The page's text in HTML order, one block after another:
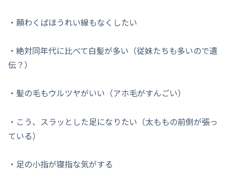
・願わくばほうれい線もなくしたい
・絶対同年代に比べて白髪が多い（従妹たちも多いので遺
伝？）
・髪の毛もウルツヤがいい（アホ毛がすんごい）
・こう、スラッとした足になりたい（太ももの前側が張っ
ている）
・足の小指が寝指な気がする